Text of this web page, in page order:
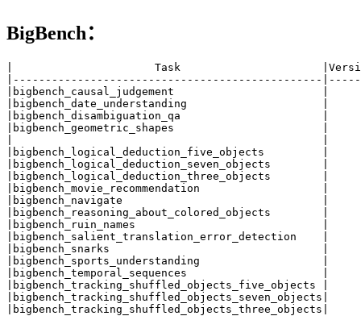
BigBench：
|                      Task
|------------------------------------------------
|bigbench_causal_judgement                       |
|bigbench_date_understanding                     |
|bigbench_disambiguation_qa                      |
|bigbench_geometric_shapes                       |
|bigbench_logical_deduction_five_objects         |
|bigbench_logical_deduction_seven_objects        |
|bigbench_logical_deduction_three_objects        |
|bigbench_movie_recommendation                   |
|bigbench_navigate                               |
|bigbench_reasoning_about_colored_objects        |
|bigbench_ruin_names                             |
|bigbench_salient_translation_error_detection    |
|bigbench_snarks                                 |
|bigbench_sports_understanding                   |
|bigbench_temporal_sequences                     |
|bigbench_tracking_shuffled_objects_five_objects |
|bigbench_tracking_shuffled_objects_seven_objects|
|bigbench_tracking_shuffled_objects_three_objects|